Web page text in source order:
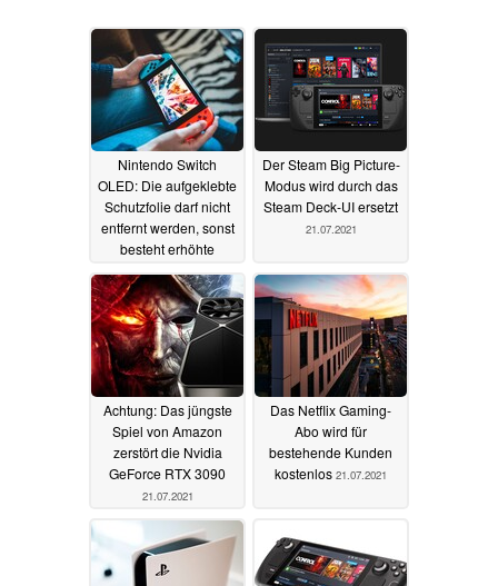
Nintendo Switch
OLED: Die aufgeklebte
Schutzfolie darf nicht
entfernt werden, sonst
besteht erhöhte
Verletzungsgefahr
12.10.2021
Der Steam Big Picture-
Modus wird durch das
Steam Deck-UI ersetzt
21.07.2021
Achtung: Das jüngste
Spiel von Amazon
zerstört die Nvidia
GeForce RTX 3090
21.07.2021
Das Netflix Gaming-
Abo wird für
bestehende Kunden
kostenlos 21.07.2021